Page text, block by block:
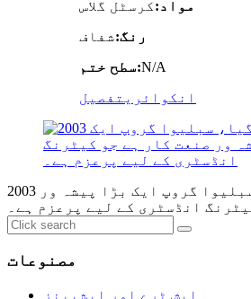
مواد:کرسٹل گلاس
رنگ:شفاف
سطح ختم:N/A
انکوائری تفصیل
2003 میں قائم کیا گیا، سبلیوا گروپ ایک بڑا پیشہ ور
انڈسٹری کے لیے پرعزم ہے۔
مصنوعات
ایش ٹرے اور ایشبینز